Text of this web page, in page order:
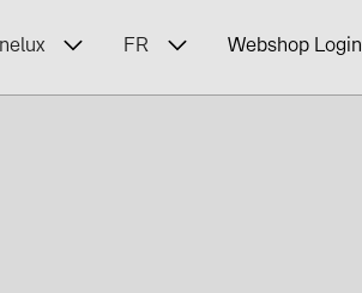
FR Webshop Login